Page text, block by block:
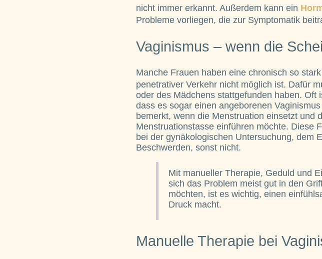
nicht immer erkannt. Außerdem kann ein
Probleme vorliegen, die zur Symptomatik
Vaginismus – wenn die
Manche Frauen haben eine chronisch so
penetrativer Verkehr nicht möglich ist. Dafür
oder des Mädchens stattgefunden haben.
dass es sogar einen angeborenen
bemerkt, wenn die Menstruation einsetzt und
Menstruationstasse einführen möchte. Diese
bei der gynäkologischen Untersuchung, dem
Beschwerden, sonst nicht.
Mit manueller Therapie, Geduld und
sich das Problem meist gut in den
möchten, ist es wichtig, einen
Druck macht.
Manuelle Therapie bei